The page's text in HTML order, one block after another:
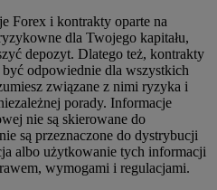
Forex i kontrakty oparte na
dla Twojego kapitału,
depozyt. Dlatego też, kontrakty
odpowiednie dla wszystkich
związane z nimi ryzyka i
porady. Informacje
nie są skierowane do
są przeznaczone do dystrybucji
albo użytkowanie tych informacji
wymogami i regulacjami.